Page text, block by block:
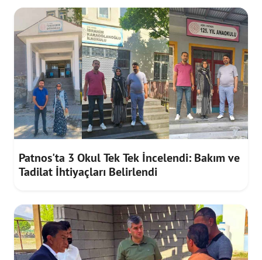
Patnos'ta 3 Okul Tek Tek İncelendi: Bakım ve
Tadilat İhtiyaçları Belirlendi